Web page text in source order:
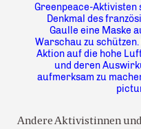
Greenpeace-Aktivisten
Denkmal des
Gaulle eine Maske
Warschau zu
Aktion auf die hohe
und deren
aufmerksam zu
Andere Aktivistinnen